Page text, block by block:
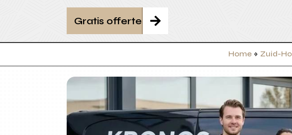

Gratis offerte
Home » Zuid-